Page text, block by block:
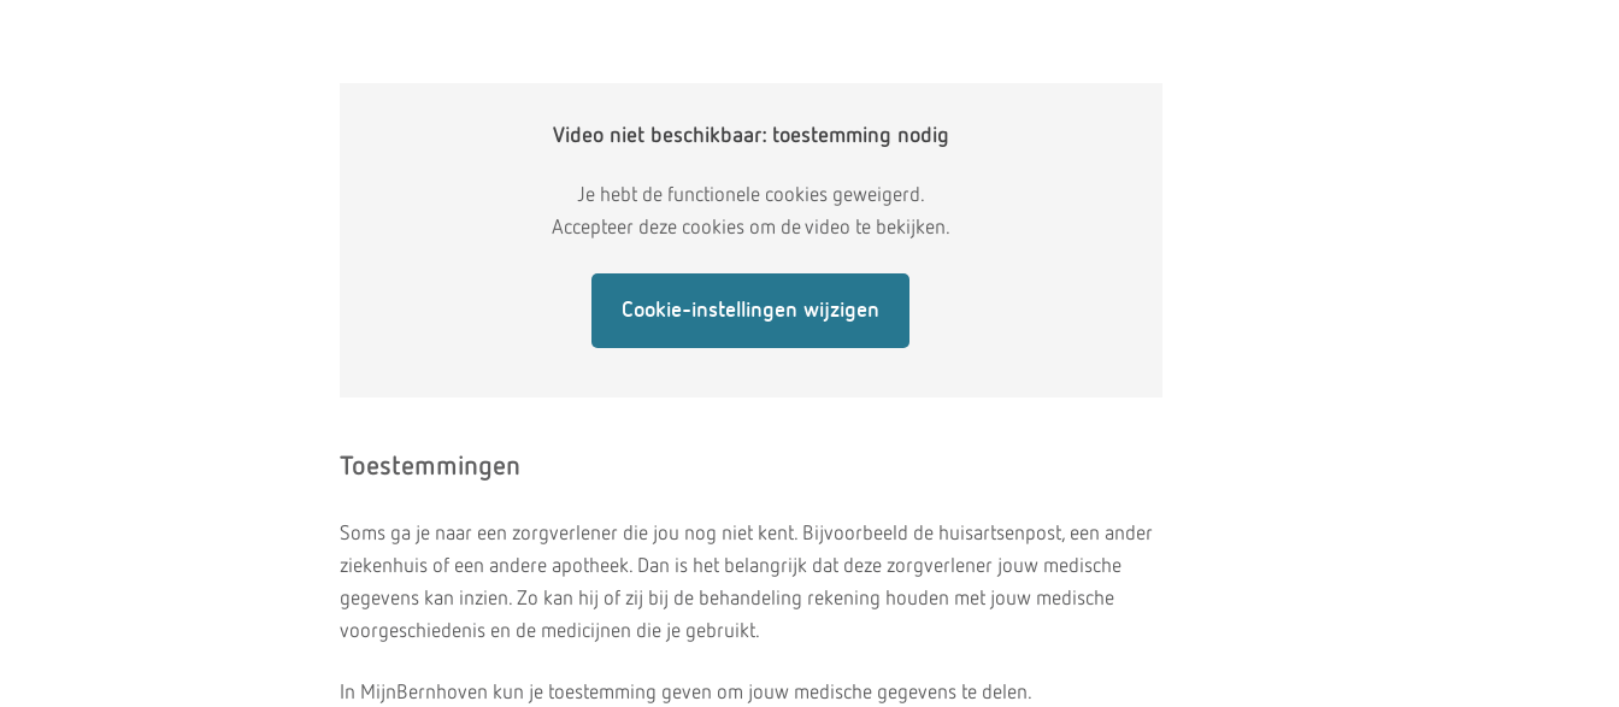
Video niet beschikbaar: toestemming nodig
Je hebt de functionele cookies geweigerd.
Accepteer deze cookies om de video te bekijken.
Cookie-instellingen wijzigen
Toestemmingen
Soms ga je naar een zorgverlener die jou nog niet kent. Bijvoorbeeld de huisartsenpost, een ander
ziekenhuis of een andere apotheek. Dan is het belangrijk dat deze zorgverlener jouw medische
gegevens kan inzien. Zo kan hij of zij bij de behandeling rekening houden met jouw medische
voorgeschiedenis en de medicijnen die je gebruikt.
In MijnBernhoven kun je toestemming geven om jouw medische gegevens te delen.